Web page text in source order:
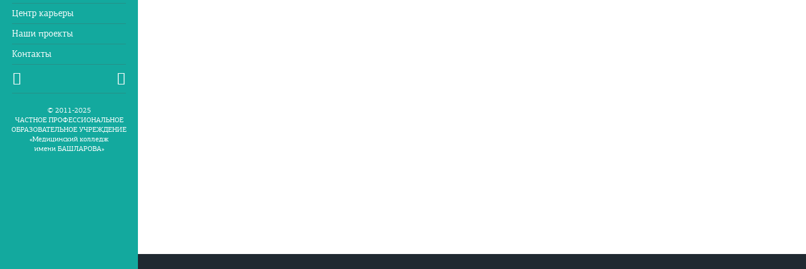
Центр карьеры
Наши проекты
Контакты
© 2011-2025
ЧАСТНОЕ ПРОФЕССИОНАЛЬНОЕ
ОБРАЗОВАТЕЛЬНОЕ УЧРЕЖДЕНИЕ
«Медицинский колледж
имени БАШЛАРОВА»